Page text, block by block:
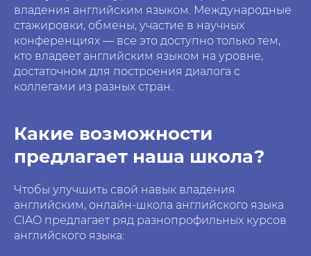
владения английским языком. Международные
стажировки, обмены, участие в научных
конференциях — все это доступно только тем,
кто владеет английским языком на уровне,
достаточном для построения диалога с
коллегами из разных стран.
Какие возможности
предлагает наша школа?
Чтобы улучшить свой навык владения
английским, онлайн-школа английского языка
CIAO предлагает ряд разнопрофильных курсов
английского языка: